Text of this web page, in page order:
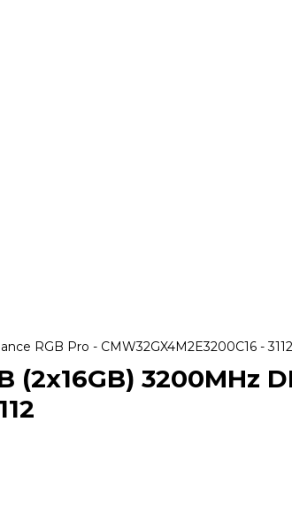
RGB Pro - CMW32GX4M2E3200C16 - 3112
(2x16GB) 3200MHz